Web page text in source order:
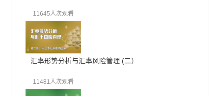
11645人次观看
汇率形势分析与汇率风险管理 (二）
11481人次观看